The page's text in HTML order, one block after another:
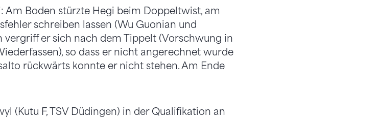
Am Boden stürzte Hegi beim Doppeltwist, am
schreiben lassen (Wu Guonian und
vergriff er sich nach dem Tippelt (Vorschwung in
so dass er nicht angerechnet wurde
rückwärts konnte er nicht stehen. Am Ende
(Kutu F, TSV Düdingen) in der Qualifikation an